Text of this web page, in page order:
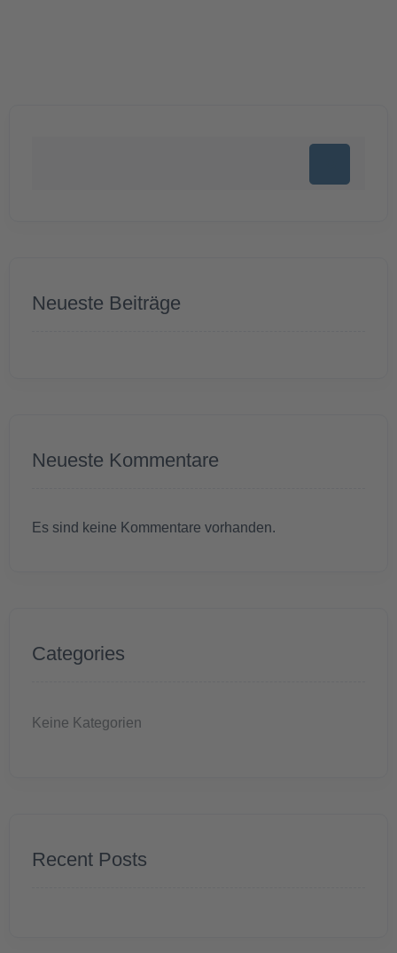
Neueste Beiträge
Neueste Kommentare
Es sind keine Kommentare vorhanden.
Categories
Keine Kategorien
Recent Posts